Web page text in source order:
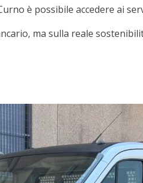
è possibile accedere ai
ma sulla reale